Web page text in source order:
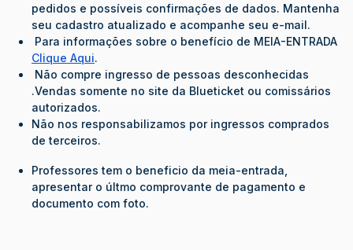
pedidos e possíveis confirmações de dados. Mantenha
seu cadastro atualizado e acompanhe seu e-mail.
Para informações sobre o benefício de MEIA-ENTRADA
Clique Aqui.
Não compre ingresso de pessoas desconhecidas
.Vendas somente no site da Blueticket ou comissários
autorizados.
Não nos responsabilizamos por ingressos comprados
de terceiros.
Professores tem o beneficio da meia-entrada,
apresentar o últmo comprovante de pagamento e
documento com foto.